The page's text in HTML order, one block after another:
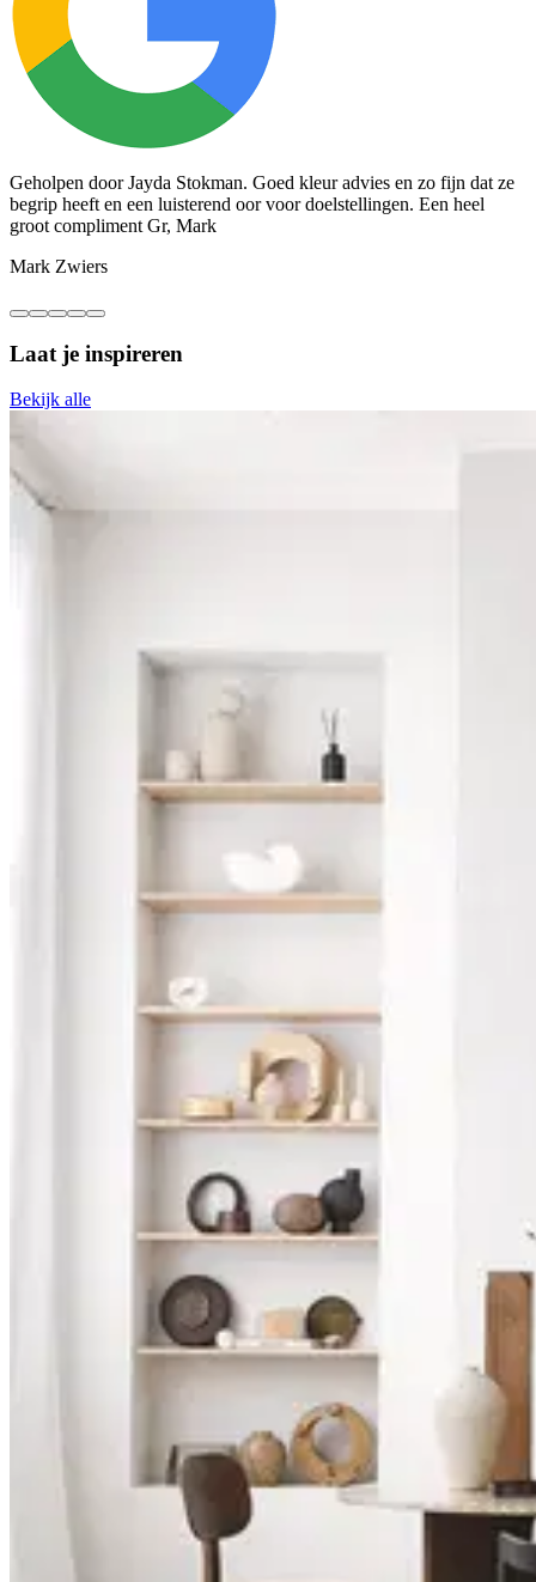
Geholpen door Jayda Stokman. Goed kleur advies en zo fijn dat ze
begrip heeft en een luisterend oor voor doelstellingen. Een heel
groot compliment Gr, Mark
Mark Zwiers
Laat je inspireren
Bekijk alle